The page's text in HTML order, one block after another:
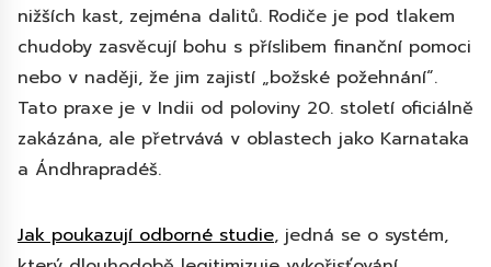
nižších kast, zejména dalitů. Rodiče je pod tlakem
chudoby zasvěcují bohu s příslibem finanční pomoci
nebo v naději, že jim zajistí „božské požehnání“.
Tato praxe je v Indii od poloviny 20. století oficiálně
zakázána, ale přetrvává v oblastech jako Karnataka
a Ándhrapradéš.
Jak poukazují odborné studie, jedná se o systém,